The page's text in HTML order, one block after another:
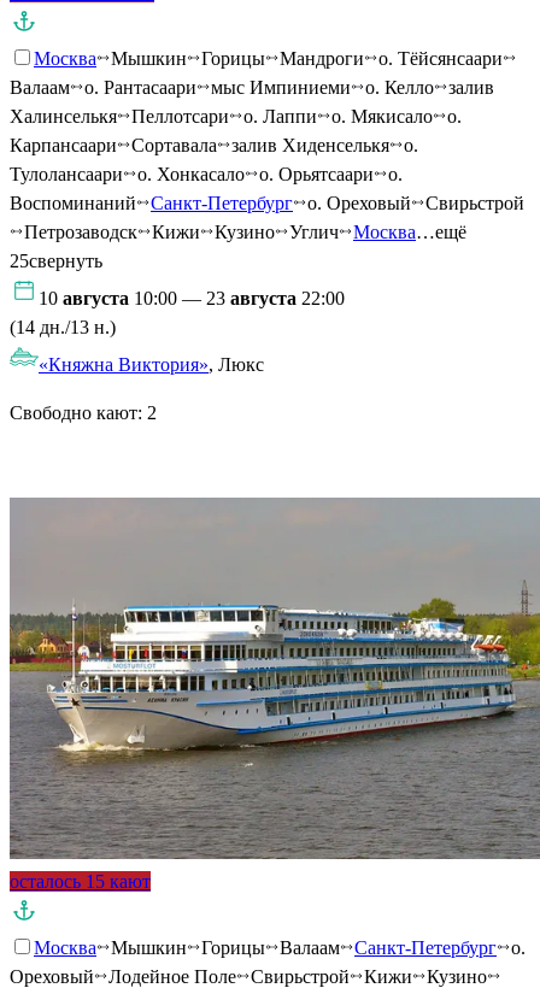
Москва Мышкин Горицы Мандроги
о. Тёйсянсаари
Валаам
о. Рантасаари мыс Импиниеми о. Келло
залив
Халинселькя
Пеллотсари о. Лаппи о. Мякисало
о.
Карпансаари
Сортавала залив Хиденселькя
о.
Тулолансаари
о. Хонкасало о. Орьятсаари
о.
Воспоминаний
Санкт-Петербург о. Ореховый
Свирьстрой
Петрозаводск
Кижи Кузино Углич Москва…ещё
25свернуть
10 августа 10:00 — 23 августа 22:00
(14 дн./13 н.)
«Княжна Виктория», Люкс
Свободно кают: 2
осталось 15 кают
Москва Мышкин Горицы Валаам Санкт-Петербург
о.
Ореховый
Лодейное Поле Свирьстрой Кижи
Кузино